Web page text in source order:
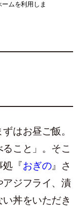
ムを利用しま
はお昼ご飯。
こと」。そこ
処『おぎの 』さ
アジフライ、漬
丼をいただき